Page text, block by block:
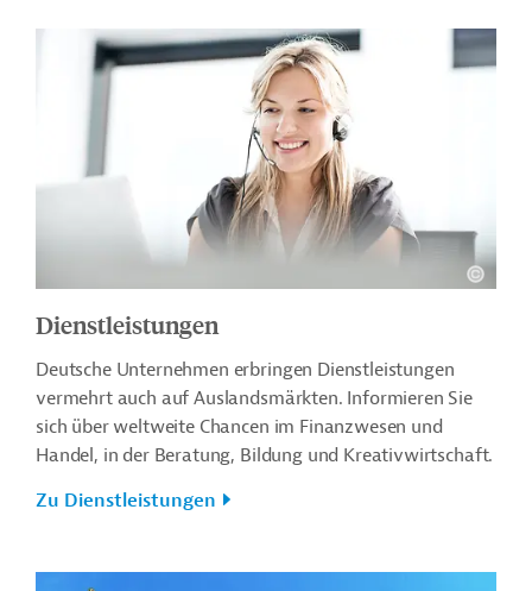
Dienstleistungen
Deutsche Unternehmen erbringen Dienstleistungen
vermehrt auch auf Auslandsmärkten. Informieren Sie
sich über weltweite Chancen im Finanzwesen und
Handel, in der Beratung, Bildung und Kreativwirtschaft.
Zu Dienstleistungen